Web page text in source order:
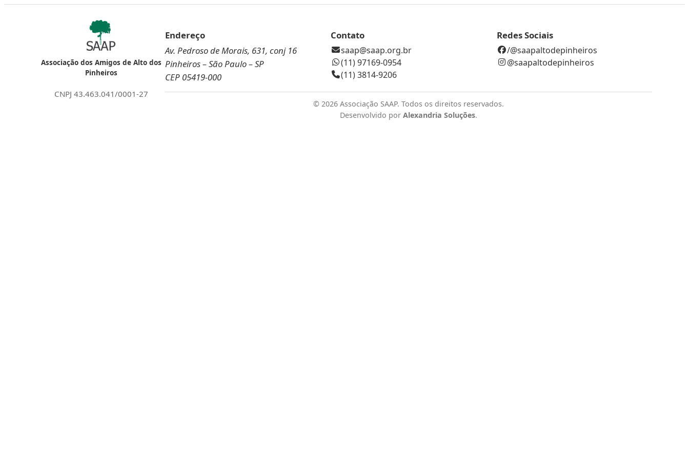
Associação dos Amigos de Alto dos
Pinheiros
CNPJ 43.463.041/0001-27
Endereço
Av. Pedroso de Morais, 631, conj 16
Pinheiros – São Paulo – SP
CEP 05419-000
Contato
saap@saap.org.br
(11) 97169-0954
(11) 3814-9206
Redes Sociais
/@saapaltodepinheiros
@saapaltodepinheiros
© 2026 Associação SAAP. Todos os direitos reservados.
Desenvolvido por Alexandria Soluções.